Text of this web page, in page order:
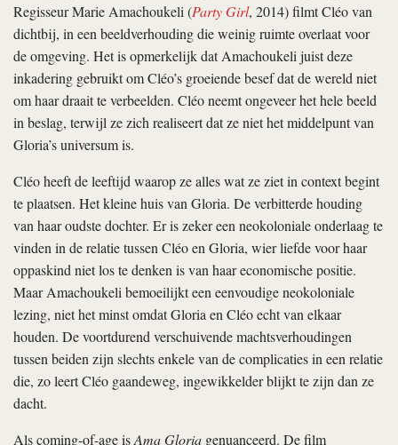
Regisseur Marie Amachoukeli (Party Girl, 2014) filmt Cléo van
dichtbij, in een beeldverhouding die weinig ruimte overlaat voor
de omgeving. Het is opmerkelijk dat Amachoukeli juist deze
inkadering gebruikt om Cléo’s groeiende besef dat de wereld niet
om haar draait te verbeelden. Cléo neemt ongeveer het hele beeld
in beslag, terwijl ze zich realiseert dat ze niet het middelpunt van
Gloria’s universum is.
Cléo heeft de leeftijd waarop ze alles wat ze ziet in context begint
te plaatsen. Het kleine huis van Gloria. De verbitterde houding
van haar oudste dochter. Er is zeker een neokoloniale onderlaag te
vinden in de relatie tussen Cléo en Gloria, wier liefde voor haar
oppaskind niet los te denken is van haar economische positie.
Maar Amachoukeli bemoeilijkt een eenvoudige neokoloniale
lezing, niet het minst omdat Gloria en Cléo echt van elkaar
houden. De voortdurend verschuivende machtsverhoudingen
tussen beiden zijn slechts enkele van de complicaties in een relatie
die, zo leert Cléo gaandeweg, ingewikkelder blijkt te zijn dan ze
dacht.
Als coming-of-age isAma Gloria genuanceerd. De film